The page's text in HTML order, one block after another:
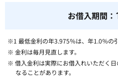
お借入期間：
※1 最低金利の年3.975％は、年1.0％の
※ 金利は毎月見直します。
※ 借入金利は実際にお借入れいただく
なることがあります。